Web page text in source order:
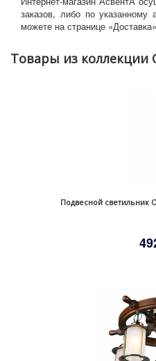
заказов, либо по указанному
можете на странице
Товары из коллекции
Подвесной светильник